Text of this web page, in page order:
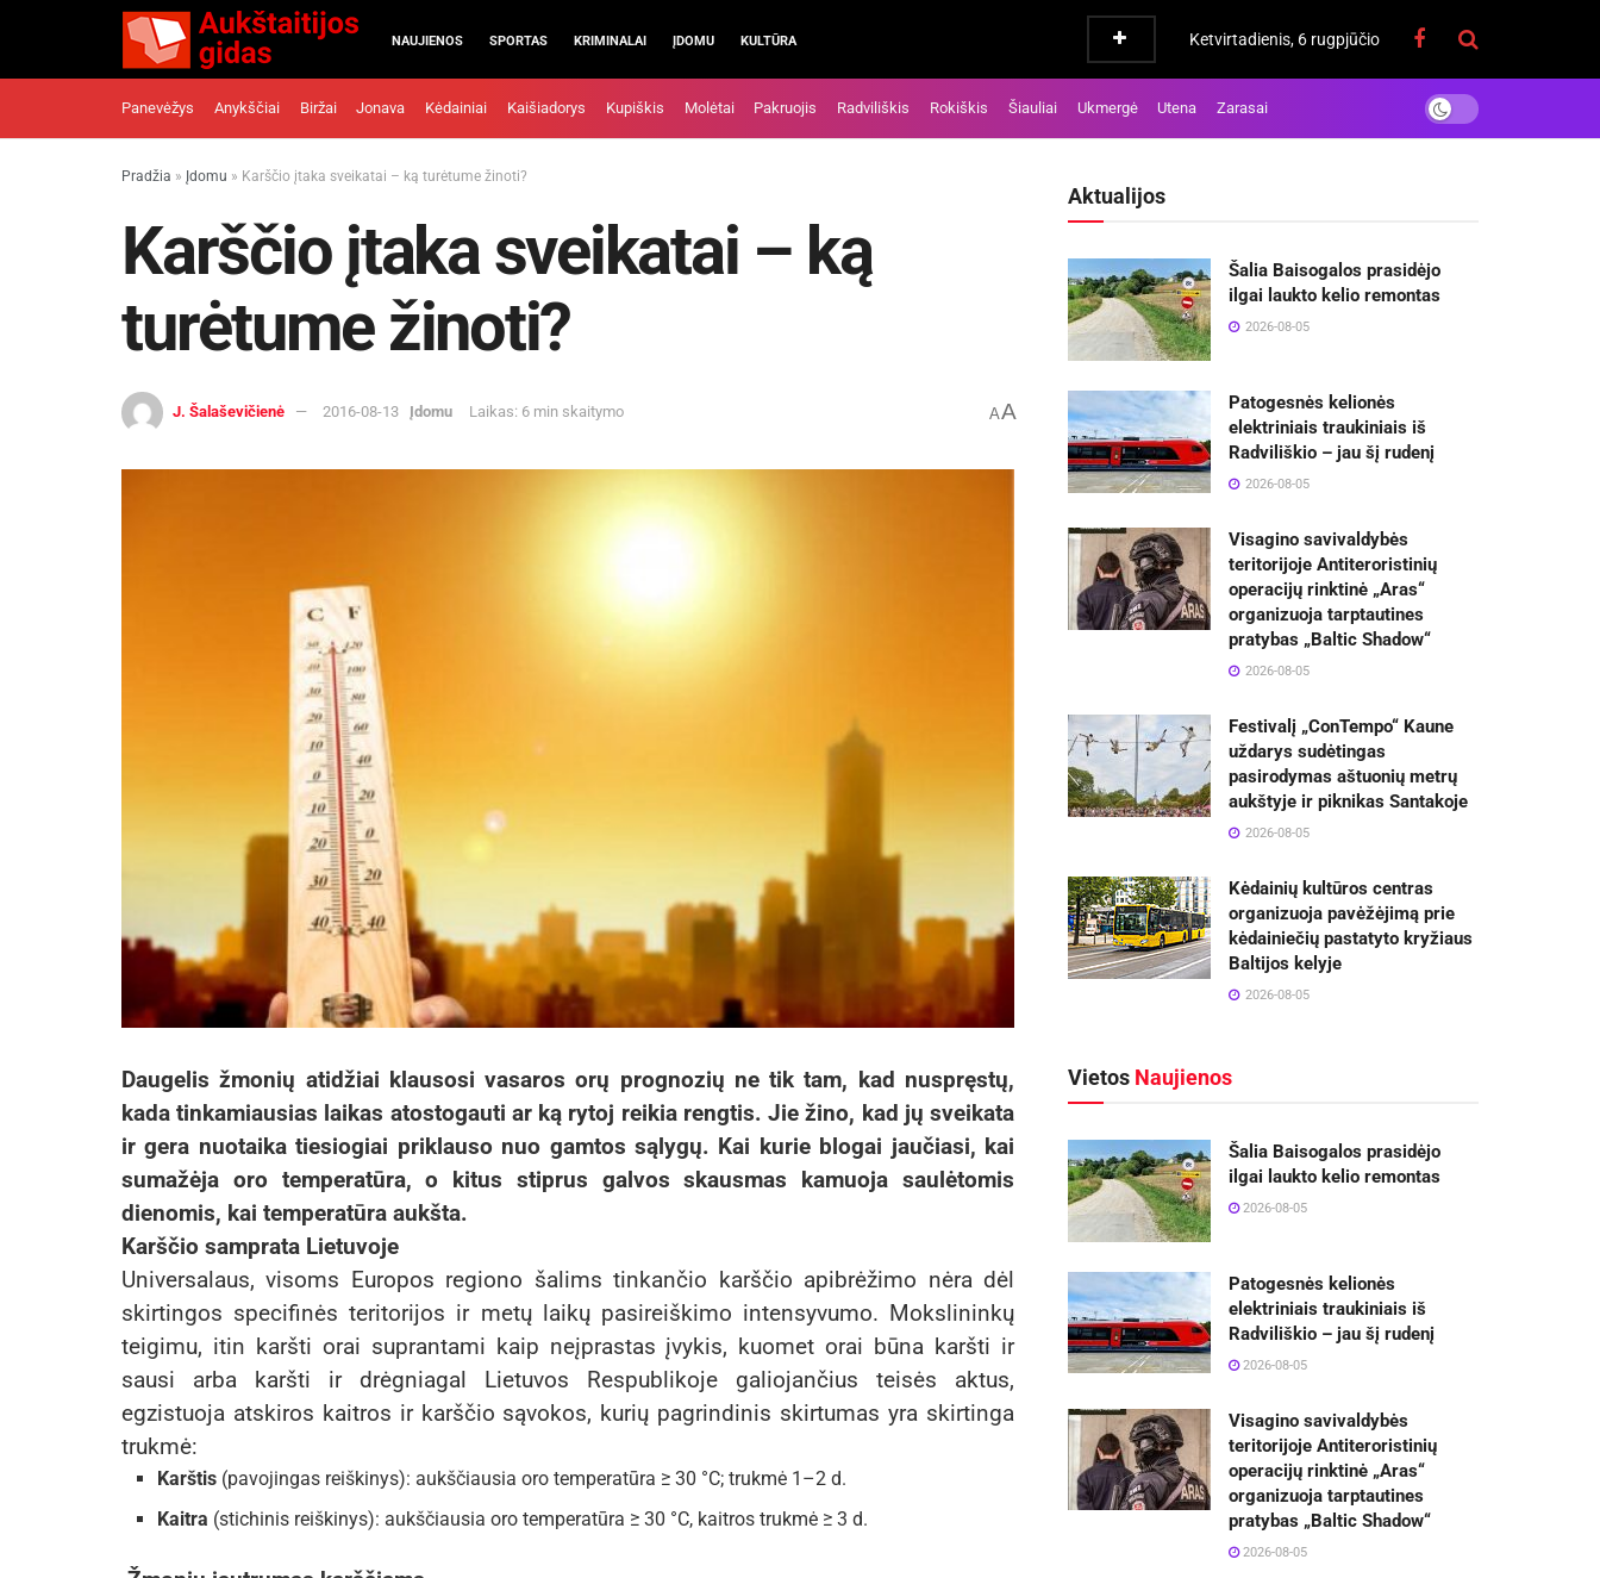
NAUJIENOS SPORTAS KRIMINALAI ĮDOMU KULTŪRA Ketvirtadienis, 6 rugpjūčio
Panevėžys Anykščiai Biržai Jonava Kėdainiai Kaišiadorys Kupiškis Molėtai Pakruojis Radviliškis Rokiškis Šiauliai Ukmergė Utena Zarasai
Pradžia » Įdomu » Karščio įtaka sveikatai – ką turėtume žinoti?
Karščio įtaka sveikatai – ką
turėtume žinoti?
J. Šalaševičienė 2016-08-13 Įdomu Laikas: 6 min skaitymo AA
Daugelis žmonių atidžiai klausosi vasaros orų prognozių ne tik tam, kad nuspręstų,
kada tinkamiausias laikas atostogauti ar ką rytoj reikia rengtis. Jie žino, kad jų sveikata
ir gera nuotaika tiesiogiai priklauso nuo gamtos sąlygų. Kai kurie blogai jaučiasi, kai
sumažėja oro temperatūra, o kitus stiprus galvos skausmas kamuoja saulėtomis
dienomis, kai temperatūra aukšta.
Karščio samprata Lietuvoje
Universalaus, visoms Europos regiono šalims tinkančio karščio apibrėžimo nėra dėl
skirtingos specifinės teritorijos ir metų laikų pasireiškimo intensyvumo. Mokslininkų
teigimu, itin karšti orai suprantami kaip neįprastas įvykis, kuomet orai būna karšti ir
sausi arba karšti ir drėgniagal Lietuvos Respublikoje galiojančius teisės aktus,
egzistuoja atskiros kaitros ir karščio sąvokos, kurių pagrindinis skirtumas yra skirtinga
trukmė:
Karštis (pavojingas reiškinys): aukščiausia oro temperatūra ≥ 30 °C; trukmė 1–2 d.
Kaitra (stichinis reiškinys): aukščiausia oro temperatūra ≥ 30 °C, kaitros trukmė ≥ 3 d.
Aktualijos
Šalia Baisogalos prasidėjo
ilgai laukto kelio remontas
2026-08-05
Patogesnės kelionės
elektriniais traukiniais iš
Radviliškio – jau šį rudenį
2026-08-05
Visagino savivaldybės
teritorijoje Antiteroristinių
operacijų rinktinė „Aras“
organizuoja tarptautines
pratybas „Baltic Shadow“
2026-08-05
Festivalį „ConTempo“ Kaune
uždarys sudėtingas
pasirodymas aštuonių metrų
aukštyje ir piknikas Santakoje
2026-08-05
Kėdainių kultūros centras
organizuoja pavėžėjimą prie
kėdainiečių pastatyto kryžiaus
Baltijos kelyje
2026-08-05
Vietos Naujienos
Šalia Baisogalos prasidėjo
ilgai laukto kelio remontas
2026-08-05
Patogesnės kelionės
elektriniais traukiniais iš
Radviliškio – jau šį rudenį
2026-08-05
Visagino savivaldybės
teritorijoje Antiteroristinių
operacijų rinktinė „Aras“
organizuoja tarptautines
pratybas „Baltic Shadow“
2026-08-05